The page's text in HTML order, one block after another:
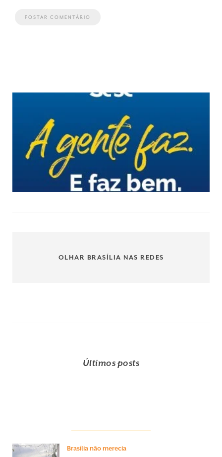
OLHAR BRASÍLIA NAS REDES
Últimos posts
Brasília não merecia